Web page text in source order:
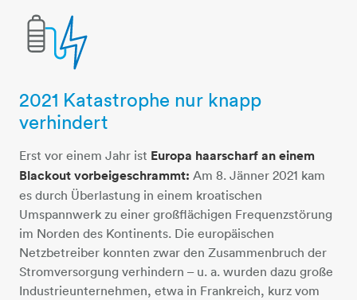
batterie-blitz
2021 Katastrophe nur knapp
verhindert
Erst vor einem Jahr ist Europa haarscharf an einem
Blackout vorbeigeschrammt: Am 8. Jänner 2021 kam
es durch Überlastung in einem kroatischen
Umspannwerk zu einer großflächigen Frequenzstörung
im Norden des Kontinents. Die europäischen
Netzbetreiber konnten zwar den Zusammenbruch der
Stromversorgung verhindern – u. a. wurden dazu große
Industrieunternehmen, etwa in Frankreich, kurz vom